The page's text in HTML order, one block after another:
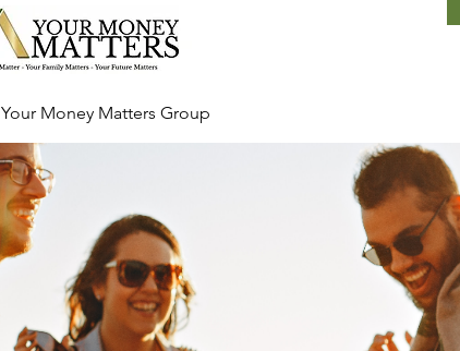
Your Money Matters Group